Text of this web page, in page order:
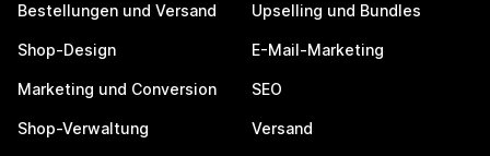
Bestellungen und Versand
Shop-Design
Marketing und Conversion
Shop-Verwaltung
Upselling und Bundles
E-Mail-Marketing
SEO
Versand